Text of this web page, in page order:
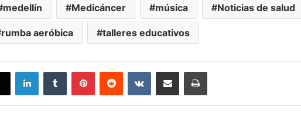
medellín Medicáncer música Noticias de salud
rumba aeróbica talleres educativos
LinkedInTumblr PinterestReddit VKontakte
Compartir vía Mail Print